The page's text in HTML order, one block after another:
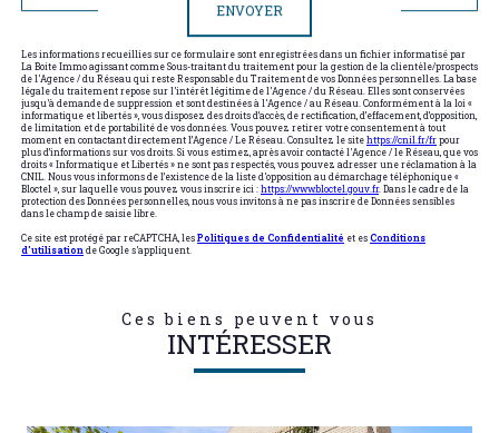
ENVOYER
Les informations recueillies sur ce formulaire sont enregistrées dans un fichier informatisé par
La Boite Immo agissant comme Sous-traitant du traitement pour la gestion de la clientèle/prospects
de l'Agence / du Réseau qui reste Responsable du Traitement de vos Données personnelles. La base
légale du traitement repose sur l'intérêt légitime de l'Agence / du Réseau. Elles sont conservées
jusqu'à demande de suppression et sont destinées à l'Agence / au Réseau. Conformément à la loi «
informatique et libertés », vous disposez des droits d’accès, de rectification, d’effacement, d’opposition,
de limitation et de portabilité de vos données. Vous pouvez retirer votre consentement à tout
moment en contactant directement l’Agence / Le Réseau. Consultez le sitehttps://cnil.fr/frpour
plus d’informations sur vos droits. Si vous estimez, après avoir contacté l'Agence / le Réseau, que vos
droits « Informatique et Libertés » ne sont pas respectés, vous pouvez adresser une réclamation à la
CNIL. Nous vous informons de l’existence de la liste d'opposition au démarchage téléphonique «
Bloctel », sur laquelle vous pouvez vous inscrire ici :https://www.bloctel.gouv.fr. Dans le cadre de la
protection des Données personnelles, nous vous invitons à ne pas inscrire de Données sensibles
dans le champ de saisie libre.
Ce site est protégé par reCAPTCHA, lesPolitiques de Confidentialité et esConditions
d'utilisation de Google s'appliquent.
Ces biens peuvent vous
INTÉRESSER